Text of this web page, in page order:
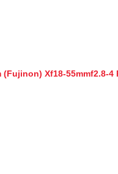
(Fujinon) Xf18-55mmf2.8-4